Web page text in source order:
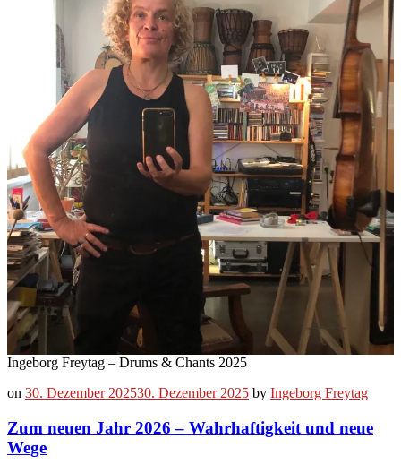
Ingeborg Freytag – Drums & Chants 2025
on 30. Dezember 202530. Dezember 2025 by Ingeborg Freytag
Zum neuen Jahr 2026 – Wahrhaftigkeit und neue
Wege